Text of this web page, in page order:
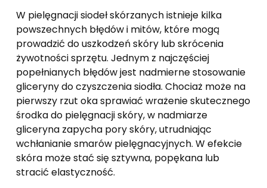
W pielęgnacji siodeł skórzanych istnieje kilka
powszechnych błędów i mitów, które mogą
prowadzić do uszkodzeń skóry lub skrócenia
żywotności sprzętu. Jednym z najczęściej
popełnianych błędów jest nadmierne stosowanie
gliceryny do czyszczenia siodła. Chociaż może na
pierwszy rzut oka sprawiać wrażenie skutecznego
środka do pielęgnacji skóry, w nadmiarze
gliceryna zapycha pory skóry, utrudniając
wchłanianie smarów pielęgnacyjnych. W efekcie
skóra może stać się sztywna, popękana lub
stracić elastyczność.